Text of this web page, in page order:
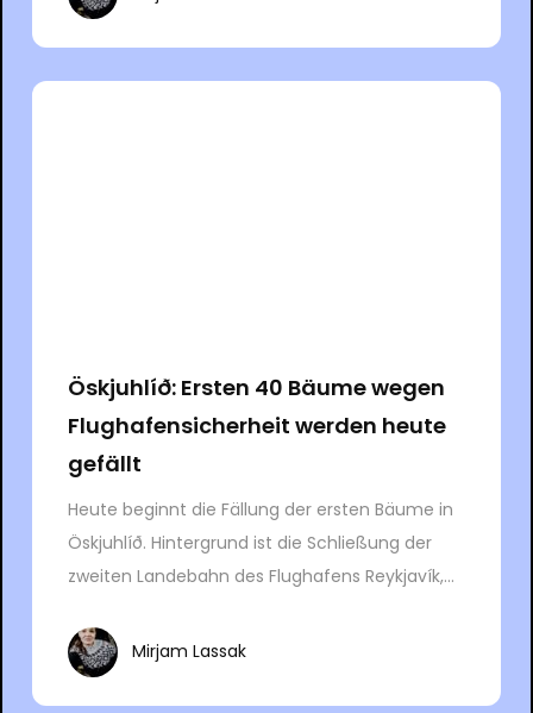
Öskjuhlíð: Ersten 40 Bäume wegen
Flughafensicherheit werden heute
gefällt
Heute beginnt die Fällung der ersten Bäume in
Öskjuhlíð. Hintergrund ist die Schließung der
zweiten Landebahn des Flughafens Reykjavík,...
Mirjam Lassak